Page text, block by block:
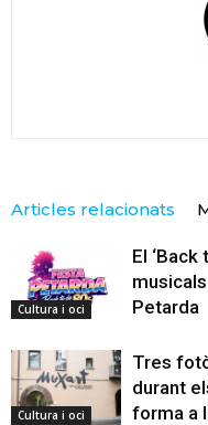
Articles relacionats
Cultura i oci
El
Petarda
Cultura i oci
Tres
durant
forma a